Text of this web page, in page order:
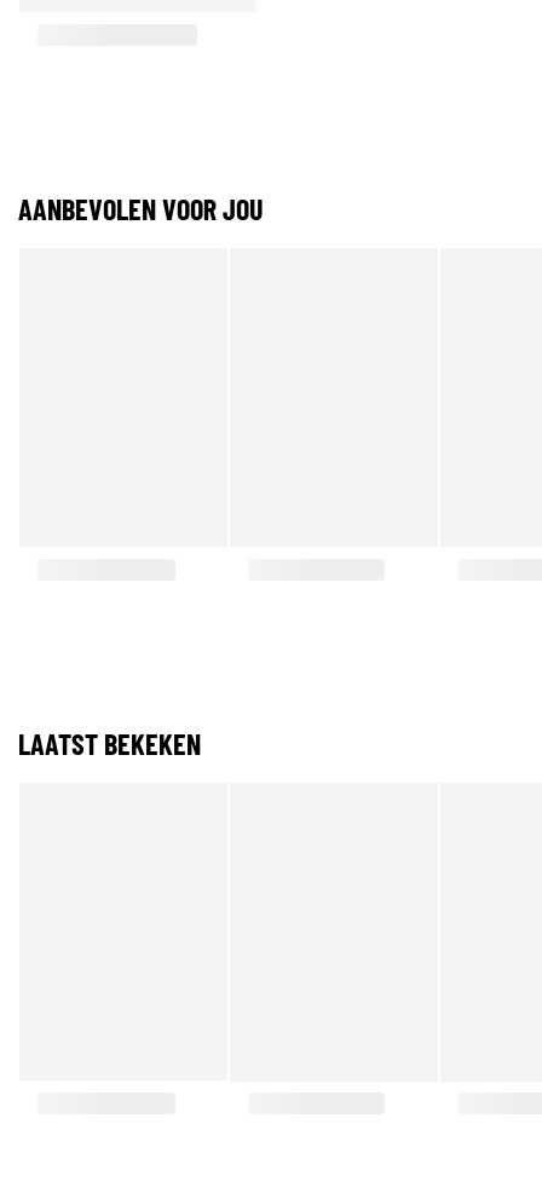
AANBEVOLEN VOOR JOU
LAATST BEKEKEN